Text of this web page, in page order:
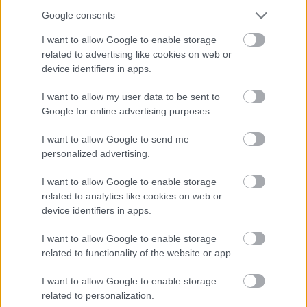
Google consents
I want to allow Google to enable storage
related to advertising like cookies on web or
device identifiers in apps.
I want to allow my user data to be sent to
Google for online advertising purposes.
I want to allow Google to send me
personalized advertising.
I want to allow Google to enable storage
related to analytics like cookies on web or
device identifiers in apps.
I want to allow Google to enable storage
related to functionality of the website or app.
I want to allow Google to enable storage
related to personalization.
Az FX új sorozata a rákból felépült színész
Liam Neesonnek hála egyre több korosodó színész dönt
úgy, hogy 50 év felett kipróbálja magát az akciófilmek
esetében, amiben Bob Odenkirk zúzta szét az ellenségeit,
most pedig Jeff Bridges próbálkozik meg hasonlóval a
The Old Manen keresztül, melyhez most előzetes is
Neeson mellett a két kutya révéna John Wick franchise
is megidéződhet számunkra, ám a tágabb kereteinek
hála felsejlik a sorozatnak egy olyan drámai vonala is a